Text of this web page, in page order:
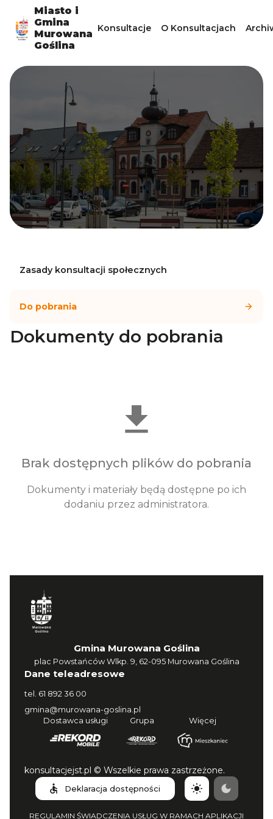
Miasto i
Gmina
Murowana
Goślina
Konsultacje O Konsultacjach
Zasady konsultacji społecznych
Do pobrania
Dokumenty do pobrania
Brak dostępnych plików do pobrania
Dokumenty i materiały będą dostępne po ich
dodaniu przez administratora.
Gmina Murowana Goślina
plac Powstańców Wlkp. 9, 62-095 Murowana Goślina
Dane teleadresowe
tel. 61 892 36 00
gmina@murowana-goslina.pl
Dostawca usługi
Grupa Więcej
konsultacjejst.pl © Wszelkie prawa zastrzeżone.
Deklaracja dostępności
REGULAMIN ŚWIADCZENIA USŁUG W RAMACH APLIKACJI